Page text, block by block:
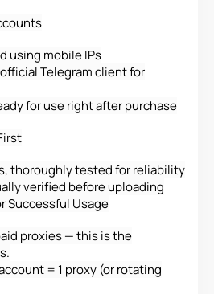
using mobile IPs
Telegram client for
for use right after purchase
thoroughly tested for reliability
verified before uploading
Successful Usage
proxies — this is the
= 1 proxy (or rotating